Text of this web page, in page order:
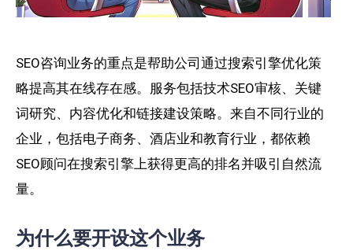
SEO咨询业务的重点是帮助公司通过搜索引擎优化策
略提高其在线存在感。服务包括技术SEO审核、关键
词研究、内容优化和链接建设策略。来自不同行业的
企业，包括电子商务、酒店业和教育行业，都依赖
SEO顾问在搜索引擎上获得更高的排名并吸引自然流
量。
为什么要开设这个业务